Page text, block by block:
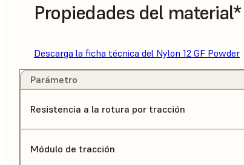
Propiedades del material*
Descarga la ficha técnica del Nylon 12 GF Powder
Parámetro
Resistencia a la rotura por tracción
Módulo de tracción